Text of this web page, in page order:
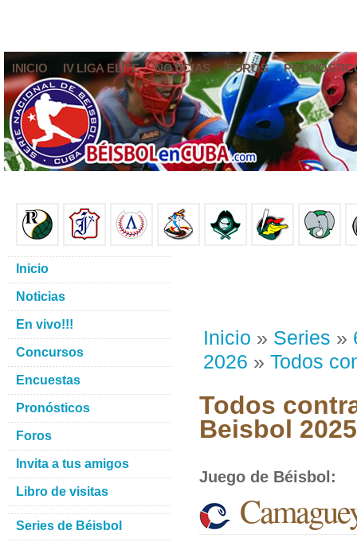
INICIO IV LIGA ELITE NOTICIAS FOROS
Inicio » Series »
2026 » Todos
Todos
Beisbol
Juego de Béisbol :
Inicio
Noticias
En vivo!!!
Concursos
Encuestas
Pronósticos
Foros
Invita a tus amigos
Libro de visitas
Series de Béisbol